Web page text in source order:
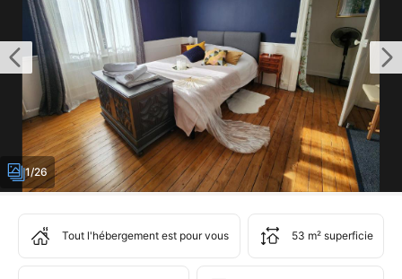
1/26
Tout l'hébergement est pour vous 53 m² superficie